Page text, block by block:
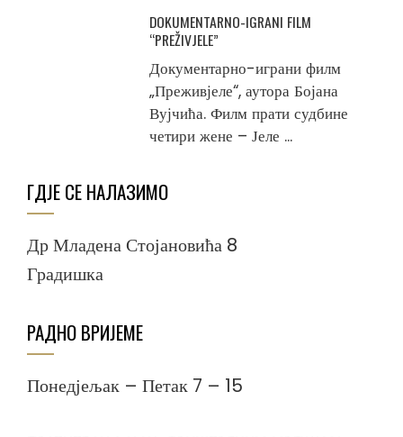
DOKUMENTARNO-IGRANI FILM
“PREŽIVJELE”
Документарно-играни филм
„Преживјеле“, аутора Бојана
Вујчића. Филм прати судбине
четири жене – Јеле ...
ГДЈЕ СЕ НАЛАЗИМО
Др Младена Стојановића 8
Градишка
РАДНО ВРИЈЕМЕ
Понедјељак – Петак 7 – 15